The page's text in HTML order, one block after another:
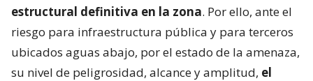
estructural definitiva en la zona. Por ello, ante el
riesgo para infraestructura pública y para terceros
ubicados aguas abajo, por el estado de la amenaza,
su nivel de peligrosidad, alcance y amplitud, el